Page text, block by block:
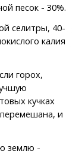
песок - 30%.
селитры, 40-
калия
горох,
кучках
и
землю -